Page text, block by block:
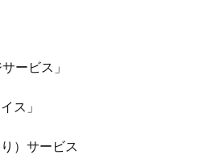
ービス」
ス」
）サービス